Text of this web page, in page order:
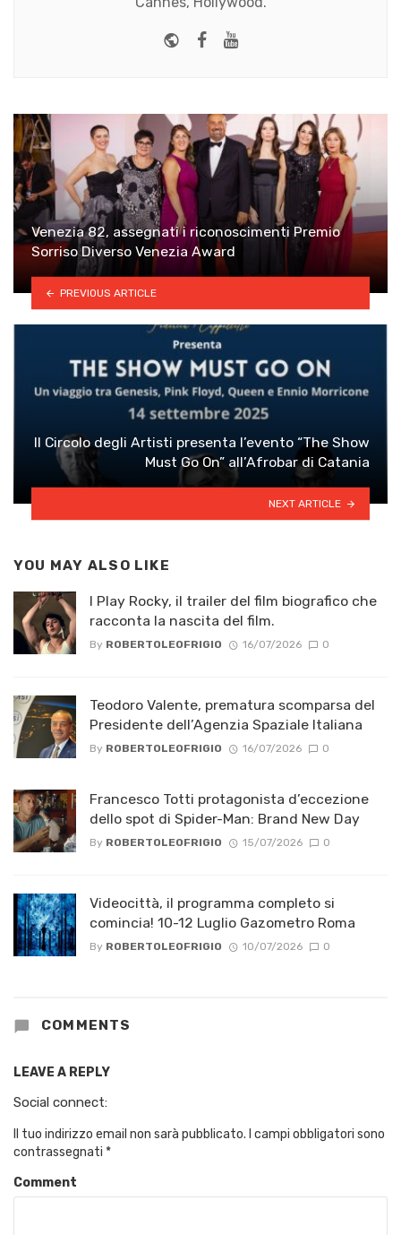
Website
Facebook
Youtube
Venezia 82, assegnati i riconoscimenti Premio
Sorriso Diverso Venezia Award
PREVIOUS ARTICLE
Il Circolo degli Artisti presenta l’evento “The Show
Must Go On” all’Afrobar di Catania
NEXT ARTICLE
YOU MAY ALSO LIKE
I Play Rocky, il trailer del film biografico che
racconta la nascita del film.
By ROBERTOLEOFRIGIO 16/07/2026 0
Teodoro Valente, prematura scomparsa del
Presidente dell’Agenzia Spaziale Italiana
By ROBERTOLEOFRIGIO 16/07/2026 0
Francesco Totti protagonista d’eccezione
dello spot di Spider-Man: Brand New Day
By ROBERTOLEOFRIGIO 15/07/2026 0
Videocittà, il programma completo si
comincia! 10-12 Luglio Gazometro Roma
By ROBERTOLEOFRIGIO 10/07/2026 0
COMMENTS
LEAVE A REPLY
Social connect:
Il tuo indirizzo email non sarà pubblicato. I campi obbligatori sono
contrassegnati *
Comment